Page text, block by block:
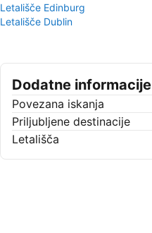
Letališče Edinburg
Letališče Dublin
Dodatne informacije
Povezana iskanja
Priljubljene destinacije
Letališča